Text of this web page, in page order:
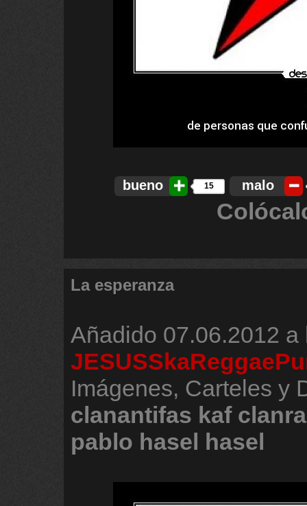
bueno 15 malo
La esperanza
Añadido 07.06.2012 a
Imágenes, Carteles y
clanantifas kaf
pablo hasel hasel